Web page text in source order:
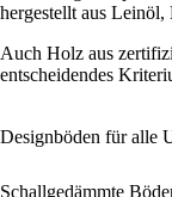
hergestellt aus
Auch Holz aus
entscheidendes
Designböden für alle
Schallgedämmte